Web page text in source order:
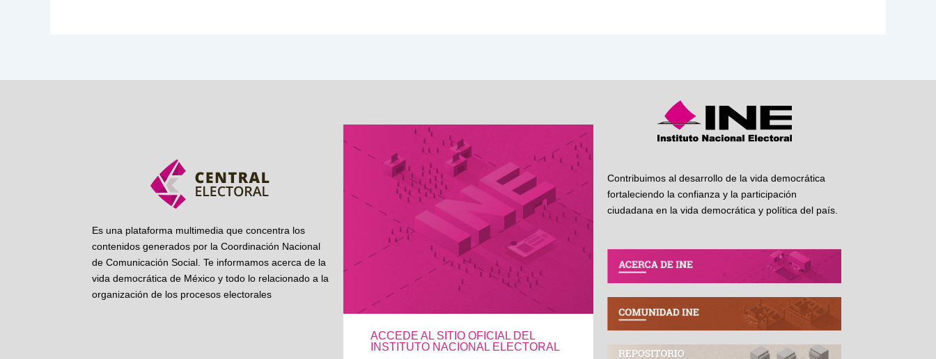
Es una plataforma multimedia que concentra los
contenidos generados por la Coordinación Nacional
de Comunicación Social. Te informamos acerca de la
vida democrática de México y todo lo relacionado a la
organización de los procesos electorales
ACCEDE AL SITIO OFICIAL DEL
INSTITUTO NACIONAL ELECTORAL
Contribuimos al desarrollo de la vida democrática
fortaleciendo la confianza y la participación
ciudadana en la vida democrática y política del país.